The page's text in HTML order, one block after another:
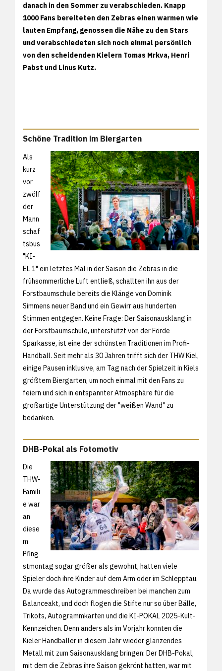
danach in den Sommer zu verabschieden. Knapp
1000 Fans bereiteten den Zebras einen warmen wie
lauten Empfang, genossen die Nähe zu den Stars
und verabschiedeten sich noch einmal persönlich
von den scheidenden Kielern Tomas Mrkva, Henri
Pabst und Linus Kutz.
Schöne Tradition im Biergarten
Als
kurz
vor
zwölf
der
Mann
schaf
tsbus
"KI-
EL 1" ein letztes Mal in der Saison die Zebras in die
frühsommerliche Luft entließ, schallten ihn aus der
Forstbaumschule bereits die Klänge von Dominik
Simmens neuer Band und ein Gewirr aus hunderten
Stimmen entgegen. Keine Frage: Der Saisonausklang in
der Forstbaumschule, unterstützt von der Förde
Sparkasse, ist eine der schönsten Traditionen im Profi-
Handball. Seit mehr als 30 Jahren trifft sich der THW Kiel,
einige Pausen inklusive, am Tag nach der Spielzeit in Kiels
größtem Biergarten, um noch einmal mit den Fans zu
feiern und sich in entspannter Atmosphäre für die
großartige Unterstützung der "weißen Wand" zu
bedanken.
DHB-Pokal als Fotomotiv
Die
THW-
Famili
e war
an
diese
m
Pfing
stmontag sogar größer als gewohnt, hatten viele
Spieler doch ihre Kinder auf dem Arm oder im Schlepptau.
Da wurde das Autogrammeschreiben bei manchen zum
Balanceakt, und doch flogen die Stifte nur so über Bälle,
Trikots, Autogrammkarten und die KI-POKAL 2025-Kult-
Kennzeichen. Denn anders als im Vorjahr konnten die
Kieler Handballer in diesem Jahr wieder glänzendes
Metall mit zum Saisonausklang bringen: Der DHB-Pokal,
mit dem die Zebras ihre Saison gekrönt hatten, war mit